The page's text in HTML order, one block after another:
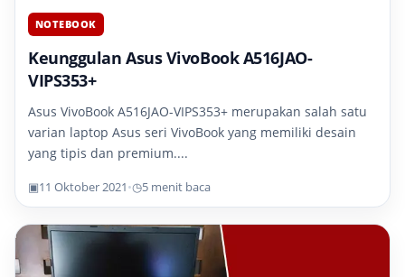
NOTEBOOK
Keunggulan Asus VivoBook A516JAO-
VIPS353+
Asus VivoBook A516JAO-VIPS353+ merupakan salah satu
varian laptop Asus seri VivoBook yang memiliki desain
yang tipis dan premium....
▣11 Oktober 2021•◷5 menit baca